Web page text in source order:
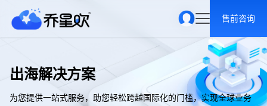
售前咨询
出海解决方案
为您提供一站式服务，助您轻松跨越国际化的门槛，实现全球业务